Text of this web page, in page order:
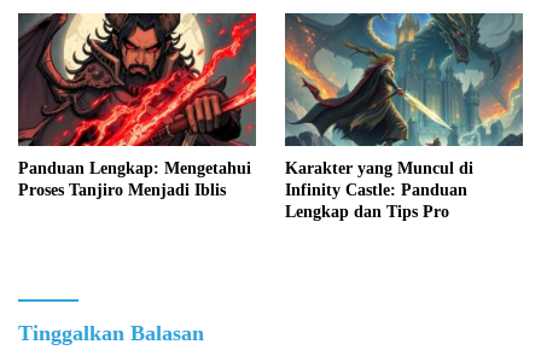
Panduan Lengkap: Mengetahui
Proses Tanjiro Menjadi Iblis
Karakter yang Muncul di
Infinity Castle: Panduan
Lengkap dan Tips Pro
Tinggalkan Balasan